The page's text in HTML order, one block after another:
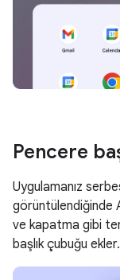
Pencere
Uygulamanız
görüntülendiğinde
ve kapatma gibi
başlık çubuğu ekler.